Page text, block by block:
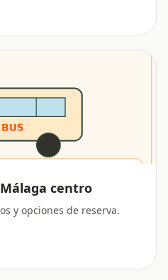
centro
y opciones de reserva.